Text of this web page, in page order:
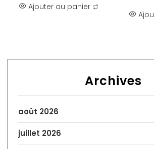
Ajouter au panier
Archives
août 2026
juillet 2026